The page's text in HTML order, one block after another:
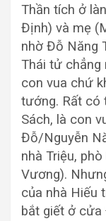
Thần tích ở
Định) và mẹ
nhờ Đỗ Năng
Thái tử chẳng
con vua chứ
tướng. Rất có
Sách, là con
Đỗ/Nguyễn
nhà Triệu,
Vương).
của nhà Hiếu
bắt giết ở